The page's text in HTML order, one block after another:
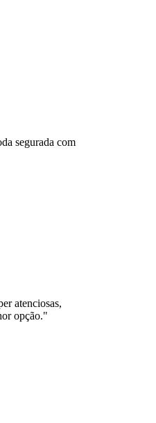
segurada com
atenciosas,
opção."